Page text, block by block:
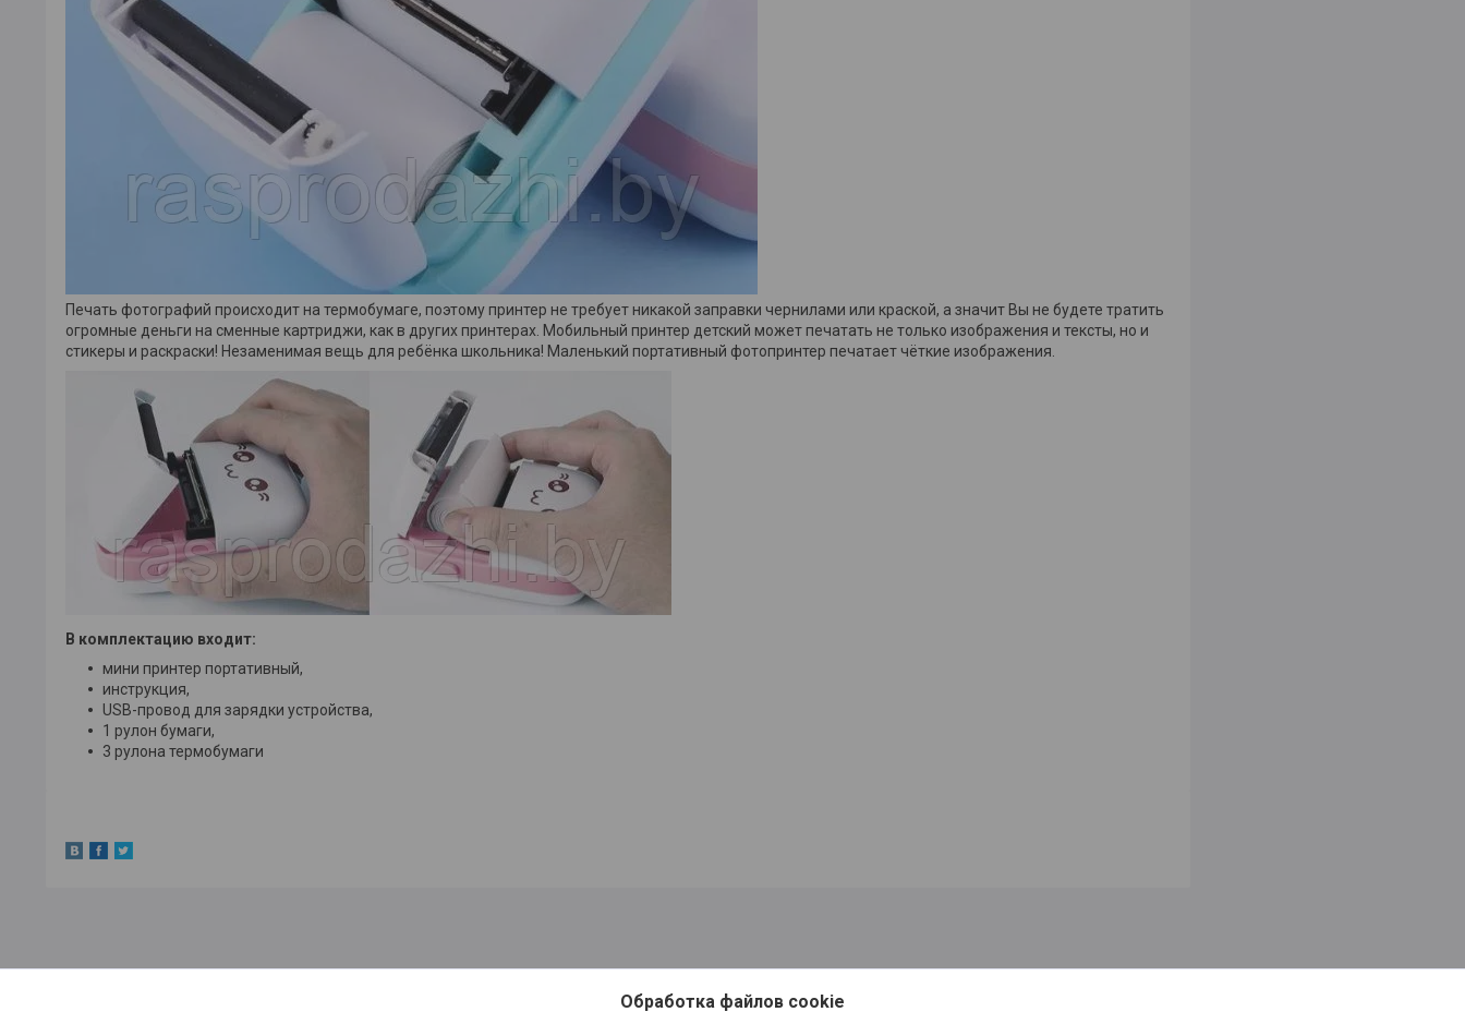
Печать фотографий происходит на термобумаге, поэтому принтер не требует никакой заправки чернилами или краской, а значит Вы не будете тратить
огромные деньги на сменные картриджи, как в других принтерах. Мобильный принтер детский может печатать не только изображения и тексты, но и
стикеры и раскраски! Незаменимая вещь для ребёнка школьника! Маленький портативный фотопринтер печатает чёткие изображения.
В комплектацию входит:
мини принтер портативный,
инструкция,
USB-провод для зарядки устройства,
1 рулон бумаги,
3 рулона термобумаги
Обработка файлов cookie